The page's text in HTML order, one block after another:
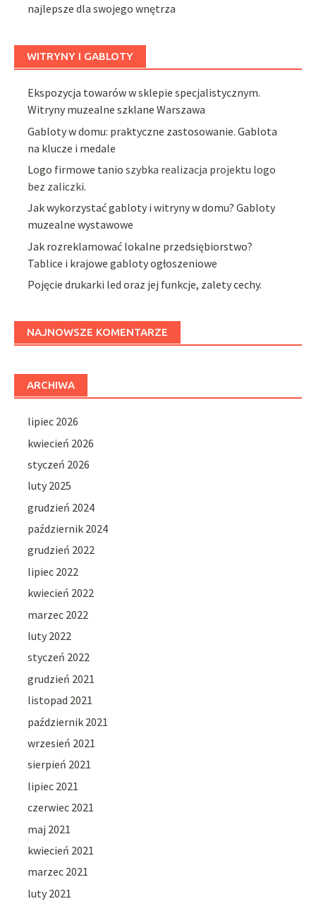
najlepsze dla swojego wnętrza
WITRYNY I GABLOTY
Ekspozycja towarów w sklepie specjalistycznym.
Witryny muzealne szklane Warszawa
Gabloty w domu: praktyczne zastosowanie. Gablota
na klucze i medale
Logo firmowe tanio szybka realizacja projektu logo
bez zaliczki.
Jak wykorzystać gabloty i witryny w domu? Gabloty
muzealne wystawowe
Jak rozreklamować lokalne przedsiębiorstwo?
Tablice i krajowe gabloty ogłoszeniowe
Pojęcie drukarki led oraz jej funkcje, zalety cechy.
NAJNOWSZE KOMENTARZE
ARCHIWA
lipiec 2026
kwiecień 2026
styczeń 2026
luty 2025
grudzień 2024
październik 2024
grudzień 2022
lipiec 2022
kwiecień 2022
marzec 2022
luty 2022
styczeń 2022
grudzień 2021
listopad 2021
październik 2021
wrzesień 2021
sierpień 2021
lipiec 2021
czerwiec 2021
maj 2021
kwiecień 2021
marzec 2021
luty 2021